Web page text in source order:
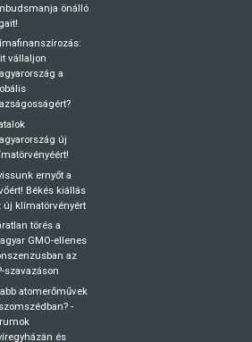
önálló
vállaljon
a
új
ernyőt a
Békés kiállás
új klímatörvényért
törés a
GMO-ellenes
az
szavazáson
atomerőművek
-
és